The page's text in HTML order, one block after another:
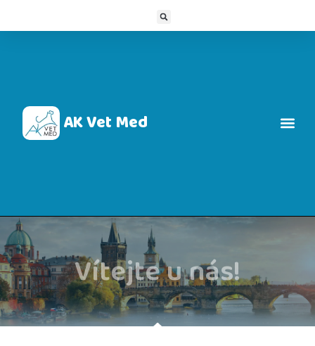
AK Vet Med
Vítejte u nás!